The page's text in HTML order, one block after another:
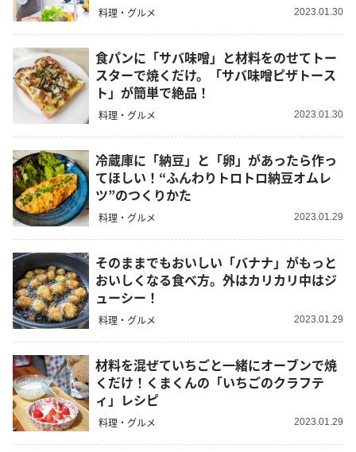
料理・グルメ 2023.01.30
食パンに「サバ味噌」と材料をのせてトー
スターで焼くだけ。「サバ味噌ピザトース
ト」が簡単で絶品！
料理・グルメ 2023.01.30
冷蔵庫に「納豆」と「卵」があったら作っ
てほしい！“ふんわりトロトロ納豆オムレ
ツ”のつくりかた
料理・グルメ 2023.01.29
そのままでもおいしい「バナナ」がもっと
おいしくなる食べ方。外はカリカリ中はジ
ューシー！
料理・グルメ 2023.01.29
材料を混ぜていちごと一緒にオーブンで焼
くだけ！くまくんの「いちごのクラフテ
ィ」レシピ
料理・グルメ 2023.01.29